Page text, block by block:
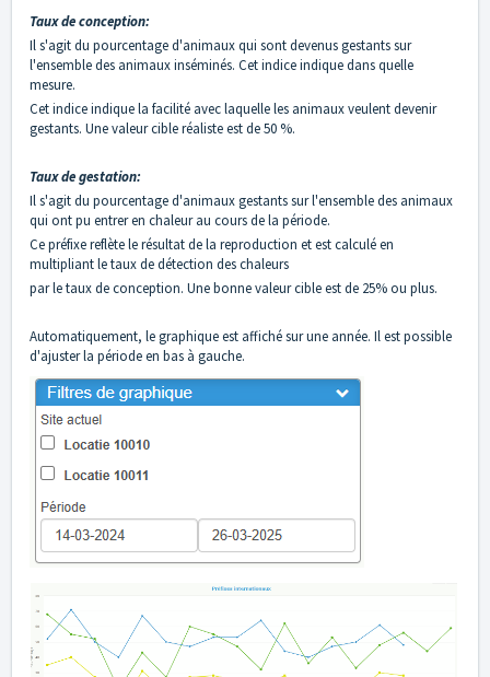
Taux de conception:
Il s'agit du pourcentage d'animaux qui sont devenus gestants sur
l'ensemble des animaux inséminés. Cet indice indique dans quelle
mesure.
Cet indice indique la facilité avec laquelle les animaux veulent devenir
gestants. Une valeur cible réaliste est de 50 %.
Taux de gestation:
Il s'agit du pourcentage d'animaux gestants sur l'ensemble des animaux
qui ont pu entrer en chaleur au cours de la période.
Ce préfixe reflète le résultat de la reproduction et est calculé en
multipliant le taux de détection des chaleurs
par le taux de conception. Une bonne valeur cible est de 25% ou plus.
Automatiquement, le graphique est affiché sur une année. Il est possible
d'ajuster la période en bas à gauche.